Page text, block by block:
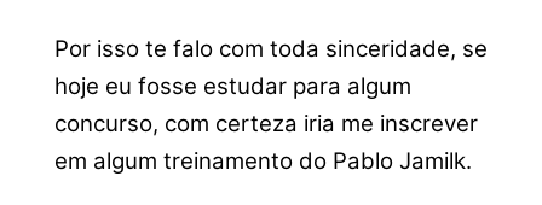
Por isso te falo com toda sinceridade, se
hoje eu fosse estudar para algum
concurso, com certeza iria me inscrever
em algum treinamento do Pablo Jamilk.